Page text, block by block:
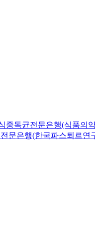
중독균전문은행(식품의
전문은행(한국파스퇴르연